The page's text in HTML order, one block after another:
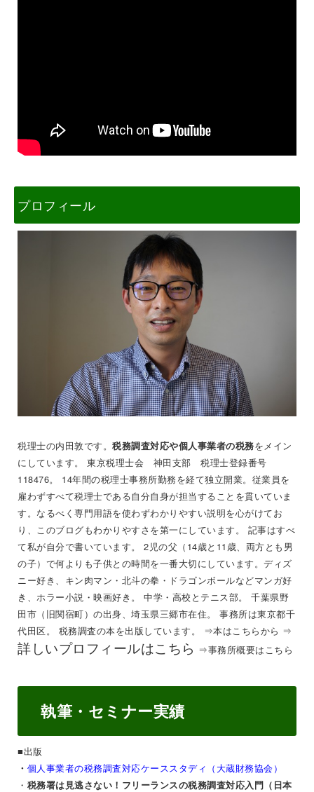
プロフィール
税理士の内田敦です。 税務調査対応や個人事業者の税務をメイン
にしています。 東京税理士会 神田支部 税理士登録番号
118476。 14年間の税理士事務所勤務を経て独立開業。従業員を
雇わずすべて税理士である自分自身が担当することを貫いていま
す。なるべく専門用語を使わずわかりやすい説明を心がけてお
り、このブログもわかりやすさを第一にしています。 記事はすべ
て私が自分で書いています。 2児の父（14歳と11歳、両方とも男
の子）で何よりも子供との時間を一番大切にしています。ディズ
ニー好き、キン肉マン・北斗の拳・ドラゴンボールなどマンガ好
き、ホラー小説・映画好き。 中学・高校とテニス部。 千葉県野
田市（旧関宿町）の出身、埼玉県三郷市在住。 事務所は東京都千
代田区。 税務調査の本を出版しています。 ⇒本はこちらから ⇒
詳しいプロフィールはこちら ⇒事務所概要はこちら
執筆・セミナー実績
■出版
・ 個人事業者の税務調査対応ケーススタディ（大蔵財務協会）
・ 税務署は見逃さない！フリーランスの税務調査対応入門（日本